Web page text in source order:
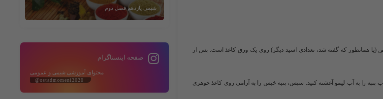
(یا همانطور که گفته شد، تعدادی اسید دیگر) روی یک ورق کاغذ است. پس از
مقدار کمی آب لیمو را در یک شیشه 8 اونس بریزید. یک سواب پنبه را به آب لیمو آغشته کنید. سپس، پنبه خیس را به آرامی روی کاغذ جوهری
شیمی یازدهم فصل دوم
صفحه اینستاگرام
محتوای آموزشی شیمی و عمومی
@ostadmomeni2020